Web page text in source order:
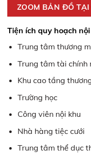
ZOOM BẢN ĐỒ
Tiện ích quy hoạch
Trung tâm thương
Trung tâm tài chính
Khu cao tầng
Trường học
Công viên nội khu
Nhà hàng tiệc cưới
Trung tâm thể dục